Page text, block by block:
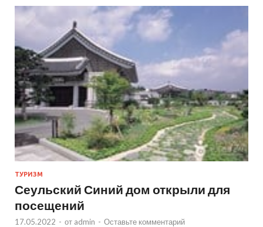
ТУРИЗМ
Сеульский Синий дом открыли для
посещений
17.05.2022 - от admin - Оставьте комментарий